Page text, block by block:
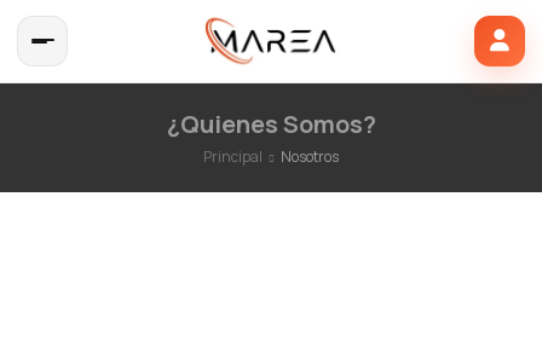
¿Quienes Somos?
Principal Nosotros